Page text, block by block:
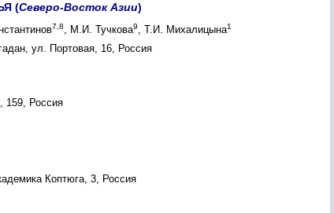
(Северо-Восток Азии)
7,8, М.И. Тучкова9, Т.И. Михалицына1
ул. Портовая, 16, Россия
159, Россия
Коптюга, 3, Россия